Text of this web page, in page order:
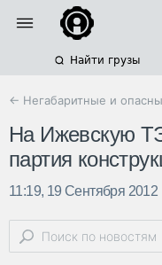
Найти грузы
← Негабаритные и
На Ижевскую
партия
11:19, 19 Сентября 2012